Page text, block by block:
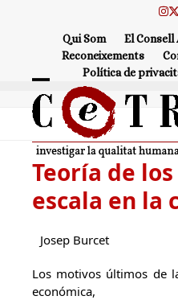
Qui Som El Consell
Reconeixements
Política de
Open
mobile
menu
Close
mobile
menu
Teoría de
escala en la
Josep Burcet
Los motivos últimos de
económica,